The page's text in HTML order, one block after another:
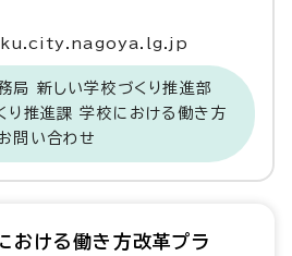
局 新しい学校づくり推進部
り推進課 学校における働き方
問い合わせ
おける働き方改革プラ